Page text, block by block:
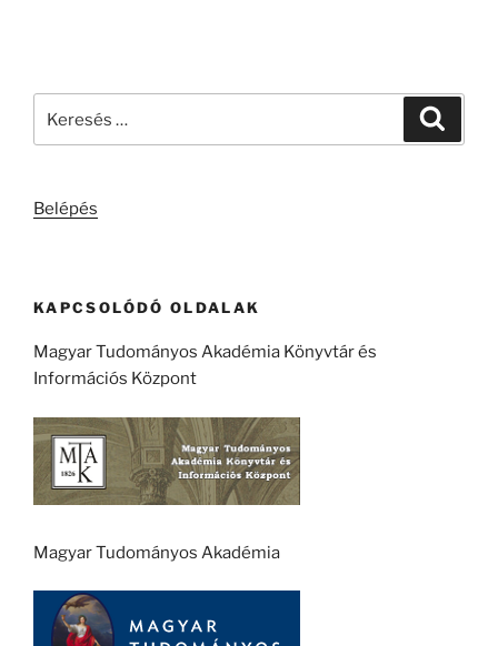
Belépés
KAPCSOLÓDÓ OLDALAK
Magyar Tudományos Akadémia Könyvtár és
Információs Központ
Magyar Tudományos Akadémia